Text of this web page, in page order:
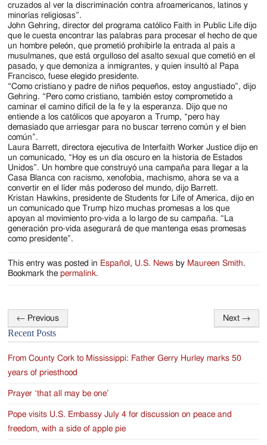
cruzados al ver la discriminación contra afroamericanos, latinos y
minorías religiosas”.
John Gehring, director del programa católico Faith in Public Life dijo
que le cuesta encontrar las palabras para procesar el hecho de que
un hombre peleón, que prometió prohibirle la entrada al país a
musulmanes, que está orgulloso del asalto sexual que cometió en el
pasado, y que demoniza a inmigrantes, y quien insultó al Papa
Francisco, fuese elegido presidente.
“Como cristiano y padre de niños pequeños, estoy angustiado”, dijo
Gehring. “Pero como cristiano, también estoy comprometido a
caminar el camino difícil de la fe y la esperanza. Dijo que no
entiende a los católicos que apoyaron a Trump, “pero hay
demasiado que arriesgar para no buscar terreno común y el bien
común”.
Laura Barrett, directora ejecutiva de Interfaith Worker Justice dijo en
un comunicado, “Hoy es un día oscuro en la historia de Estados
Unidos”. Un hombre que construyó una campaña para llegar a la
Casa Blanca con racismo, xenofobia, machismo, ahora se va a
convertir en el líder más poderoso del mundo, dijo Barrett.
Kristan Hawkins, presidente de Students for Life of America, dijo en
un comunicado que Trump hizo muchas promesas a los que
apoyan al movimiento pro-vida a lo largo de su campaña. “La
generación pro-vida asegurará de que mantenga esas promesas
como presidente”.
This entry was posted in Español , U.S. News by Maureen Smith.
Bookmark thepermalink.
Post
navigation
← Previous Next →
Recent Posts
From County Cork to Mississippi: Father Gerry Hurley marks 50
years of priesthood
Prayer ‘that all may be one’
Pope visits U.S. Embassy July 4 for discussion on peace and
freedom, with a side of apple pie